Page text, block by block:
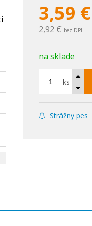
3,59 €
2,92 € bez DPH
na sklade
ks
Strážny pes